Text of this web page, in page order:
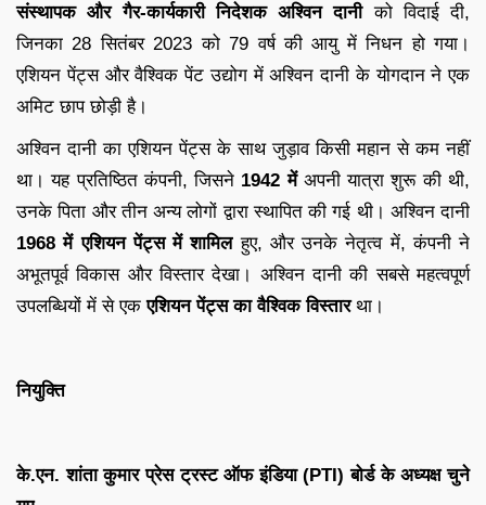
संस्थापक और गैर-कार्यकारी निदेशक अश्विन दानीको विदाई दी,
जिनका 28 सितंबर 2023 को 79 वर्ष की आयु में निधन हो गया।
एशियन पेंट्स और वैश्विक पेंट उद्योग में अश्विन दानी के योगदान ने एक
अमिट छाप छोड़ी है।
अश्विन दानी का एशियन पेंट्स के साथ जुड़ाव किसी महान से कम नहीं
था। यह प्रतिष्ठित कंपनी, जिसने 1942 मेंअपनी यात्रा शुरू की थी,
उनके पिता और तीन अन्य लोगों द्वारा स्थापित की गई थी। अश्विन दानी
1968 में एशियन पेंट्स में शामिलहुए, और उनके नेतृत्व में, कंपनी ने
अभूतपूर्व विकास और विस्तार देखा। अश्विन दानी की सबसे महत्वपूर्ण
उपलब्धियों में से एकएशियन पेंट्स का वैश्विक विस्तारथा।
नियुक्ति
के.एन. शांता कुमार प्रेस ट्रस्ट ऑफ इंडिया (PTI) बोर्ड के अध्यक्ष चुने